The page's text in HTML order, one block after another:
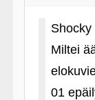
Shocky
Miltei
01